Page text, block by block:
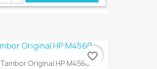
€ ONLINE
Tambor Original HP M4560
favorite_border